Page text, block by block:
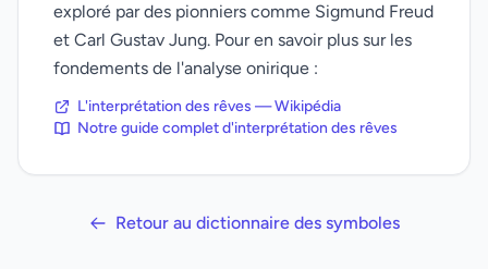
exploré par des pionniers comme Sigmund Freud
et Carl Gustav Jung. Pour en savoir plus sur les
fondements de l'analyse onirique :
L'interprétation des rêves — Wikipédia
Notre guide complet d'interprétation des rêves
Retour au dictionnaire des symboles